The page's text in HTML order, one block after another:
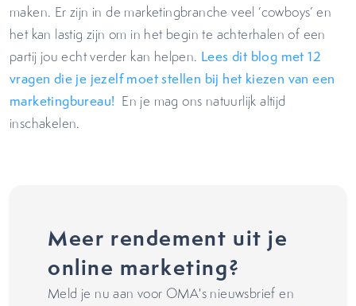
maken. Er zijn in de marketingbranche veel ‘cowboys’ en
het kan lastig zijn om in het begin te achterhalen of een
partij jou echt verder kan helpen. Lees dit blog met 12
vragen die je jezelf moet stellen bij het kiezen van een
marketingbureau! En je mag ons natuurlijk altijd
inschakelen.
Meer rendement uit je
online marketing?
Meld je nu aan voor OMA's nieuwsbrief en